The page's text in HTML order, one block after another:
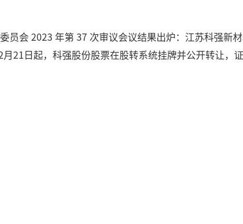
员会 2023 年第 37 次审议会议结果出炉：江苏科强
21日起，科强股份股票在股转系统挂牌并公开转让